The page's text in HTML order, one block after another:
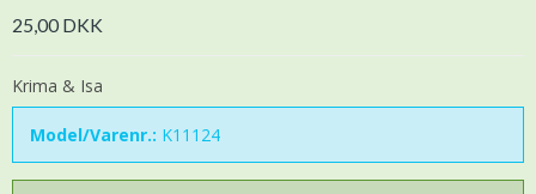
25,00 DKK
Krima & Isa
Model/Varenr.: K11124